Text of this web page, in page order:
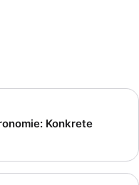
Konkrete